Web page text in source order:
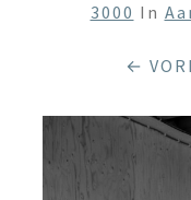
3000 In
←